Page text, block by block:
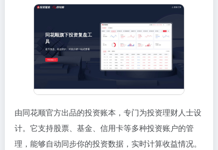
由同花顺官方出品的投资账本，专门为投资理财人士设
计。它支持股票、基金、信用卡等多种投资账户的管
理，能够自动同步你的投资数据，实时计算收益情况。